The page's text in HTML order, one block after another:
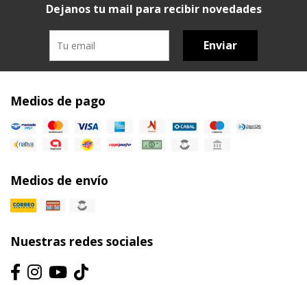
Dejanos tu mail para recibir novedades
Enviar
Medios de pago
Medios de envío
Nuestras redes sociales